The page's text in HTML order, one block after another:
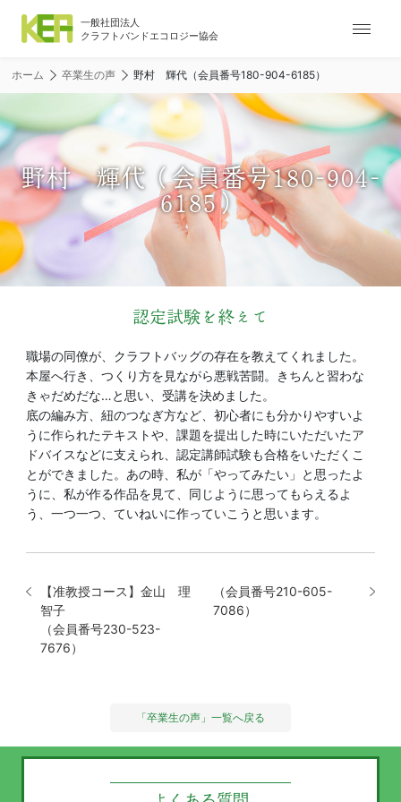
ナ
ー
シ
ョ
ン
メ
ニ
ー
ホーム 卒業生の声 野村 輝代（会員番号180-904-6185）
野村 輝代（会員番号180-904-
6185）
認定試験を終えて
職場の同僚が、クラフトバッグの存在を教えてくれました。
本屋へ行き、つくり方を見ながら悪戦苦闘。きちんと習わな
きゃだめだな…と思い、受講を決めました。
底の編み方、紐のつなぎ方など、初心者にも分かりやすいよ
うに作られたテキストや、課題を提出した時にいただいたア
ドバイスなどに支えられ、認定講師試験も合格をいただくこ
とができました。あの時、私が「やってみたい」と思ったよ
うに、私が作る作品を見て、同じように思ってもらえるよ
う、一つ一つ、ていねいに作っていこうと思います。
【准教授コース】金山 理
智子
（会員番号230-523-
7676）
（会員番号210-605-
7086）
「卒業生の声」一覧へ戻る